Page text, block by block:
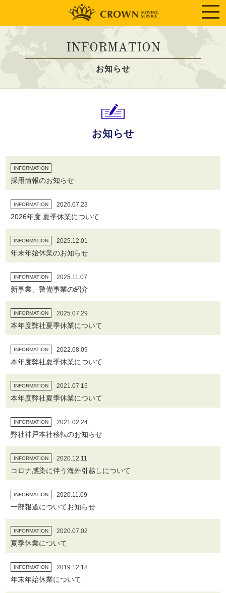
INFORMATION
お知らせ
お知らせ
INFORMATION
採用情報のお知らせ
INFORMATION 2026.07.23
2026年度 夏季休業について
INFORMATION 2025.12.01
年末年始休業のお知らせ
INFORMATION 2025.11.07
新事業、警備事業の紹介
INFORMATION 2025.07.29
本年度弊社夏季休業について
INFORMATION 2022.08.09
本年度弊社夏季休業について
INFORMATION 2021.07.15
本年度弊社夏季休業について
INFORMATION 2021.02.24
弊社神戸本社移転のお知らせ
INFORMATION 2020.12.11
コロナ感染に伴う海外引越しについて
INFORMATION 2020.11.09
一部報道についてお知らせ
INFORMATION 2020.07.02
夏季休業について
INFORMATION 2019.12.18
年末年始休業について